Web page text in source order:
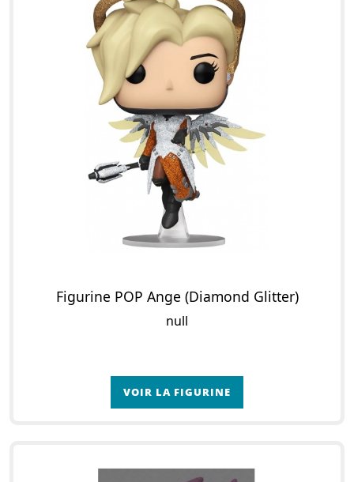
Figurine POP Ange (Diamond Glitter)
null
VOIR LA FIGURINE